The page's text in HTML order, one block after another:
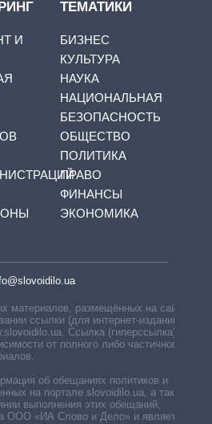
И
ТЕМАТИКИ
БИЗНЕС
КУЛЬТУРА
НАУКА
НАЦИОНАЛЬНАЯ
БЕЗОПАСНОСТЬ
ОБЩЕСТВО
ПОЛИТИКА
ПРАВО
ФИНАНСЫ
ЭКОНОМИКА
материалов, размещённых на сайте,
ссылки (для интернет-изданий —
Ссылка (гиперссылка)
от полного либо частичного
об обещаниях политиков и
на портале slovoidilo.ua, а также
выполнения этих обещаний,
ООО «ИА Слово и Дело» и является